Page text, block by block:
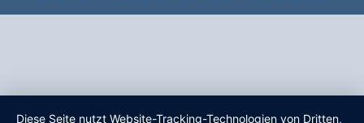
Diese Seite nutzt Website-Tracking-Technologien von Dritten,